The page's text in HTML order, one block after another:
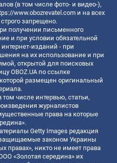
(в том числе фото- и видео-),
www.obozrevatel.com и на всех
запрещено.
получении письменного
и при условии обязательной
изданий - при
на их использование и при
открытой для поисковых
OBOZ.UA по ссылке
размещен оригинальный
числе интервью, статьи,
журналистов
права на которые
Getty Images редакция
законом Украины
правах», никто не имеет права
«Золотая середина» их